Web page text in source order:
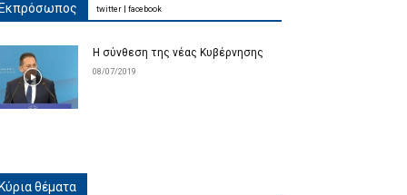
Εκπρόσωπος
Η σύνθεση της νέας Κυβέρνησης
08/07/2019
twitter facebook
Κύρια θέματα